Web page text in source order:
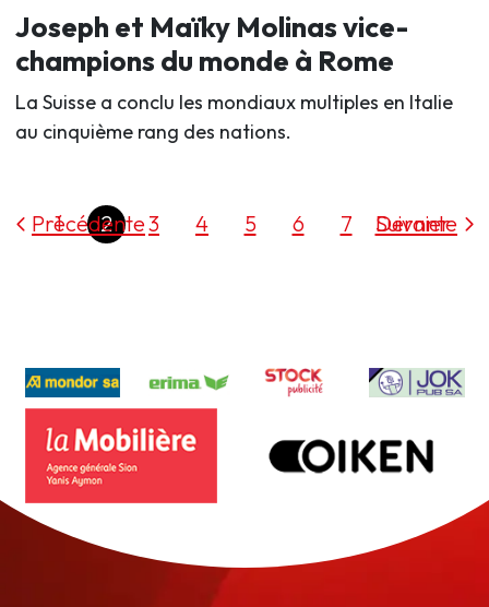
Joseph et Maïky Molinas vice-
champions du monde à Rome
La Suisse a conclu les mondiaux multiples en Italie
au cinquième rang des nations.
Précédente
1 2 3 4 5 6 7 Dernier
Suivante